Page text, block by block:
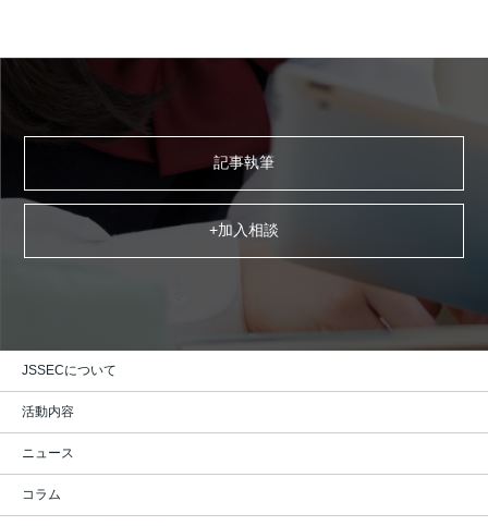
記事執筆
+加入相談
JSSECについて
活動内容
ニュース
コラム